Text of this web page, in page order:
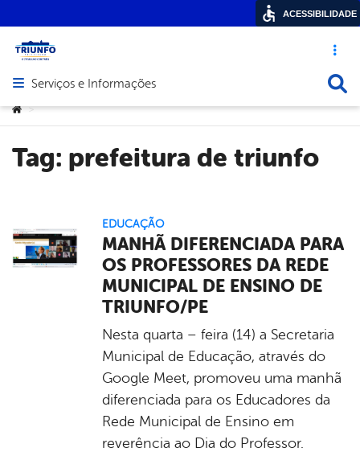
Acesso
Abrir menu principal de navegação
Serviços e Informações
Você está aqui:
>
Tag: prefeitura de triunfo
EDUCAÇÃO
MANHÃ DIFERENCIADA PARA
OS PROFESSORES DA REDE
MUNICIPAL DE ENSINO DE
TRIUNFO/PE
Nesta quarta – feira (14) a Secretaria
Municipal de Educação, através do
Google Meet, promoveu uma manhã
diferenciada para os Educadores da
Rede Municipal de Ensino em
reverência ao Dia do Professor.
ACESSIBILIDADE